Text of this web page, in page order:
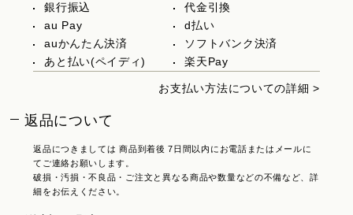
銀行振込
代金引換
au Pay
d払い
auかんたん決済
ソフトバンク決済
あと払い(ペイディ)
楽天Pay
お支払い方法についての詳細 >
返品について
返品につきましては 商品到着後 7日間以内にお電話またはメールに
てご連絡お願いします。
破損・汚損・不良品・ご注文と異なる商品や数量などの不備など、詳
細をお伝えください。